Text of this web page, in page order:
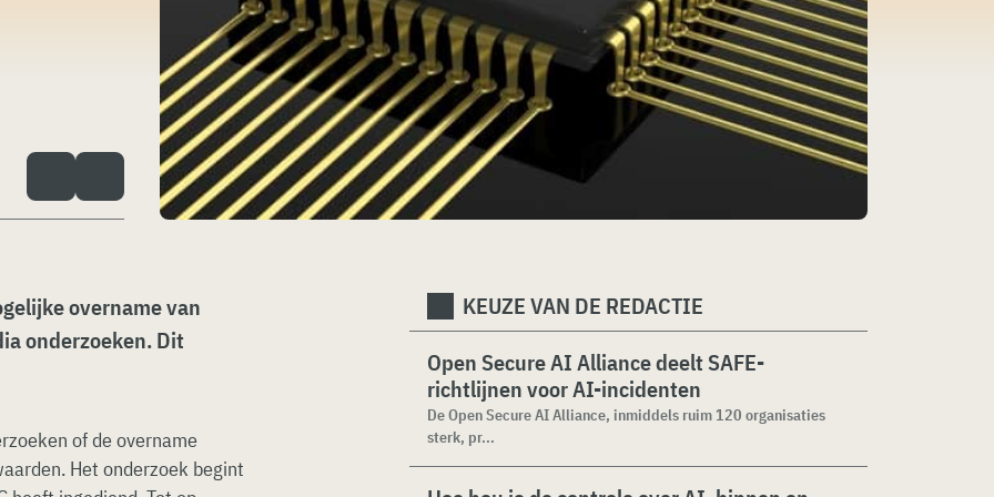
overname van
onderzoeken. Dit
of de overname
Het onderzoek begint
KEUZE VAN DE REDACTIE
Open Secure AI Alliance deelt SAFE-
richtlijnen voor AI-incidenten
De Open Secure AI Alliance, inmiddels ruim 120 organisaties
sterk, pr...